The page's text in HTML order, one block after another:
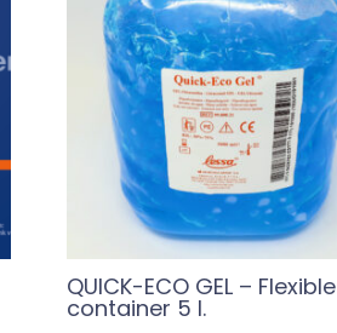
QUICK-ECO GEL – Flexible
container 5 l.